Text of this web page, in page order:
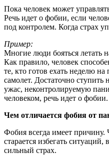
Пока человек может
Речь идет о фобии, если
под контролем. Когда страх
Пример:
Многие люди бояться летать
Как правило, человек
те, кто готов ехать неделю
самолет. Достаточно
ужас, неконтролируемую
человеком, речь идет о фобии.
Чем отличается фобия от
Фобия всегда имеет причину.
старается избегать
сильный страх.